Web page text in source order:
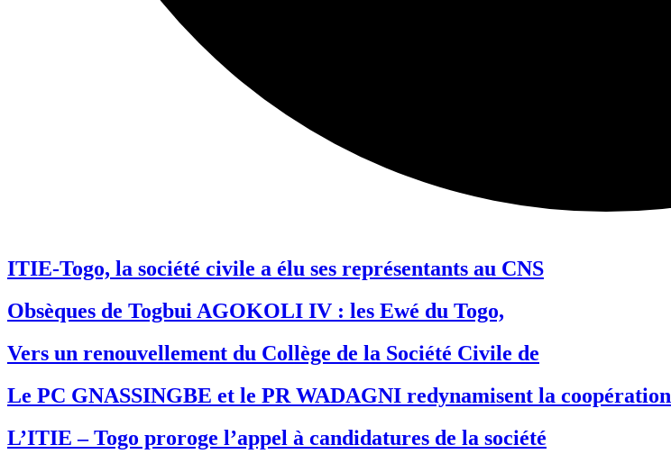
ITIE-Togo, la société civile a élu ses représentants au CNS
Obsèques de Togbui AGOKOLI IV : les Ewé du Togo,
Vers un renouvellement du Collège de la Société Civile de
Le PC GNASSINGBE et le PR WADAGNI redynamisent la coopération
L’ITIE – Togo proroge l’appel à candidatures de la société